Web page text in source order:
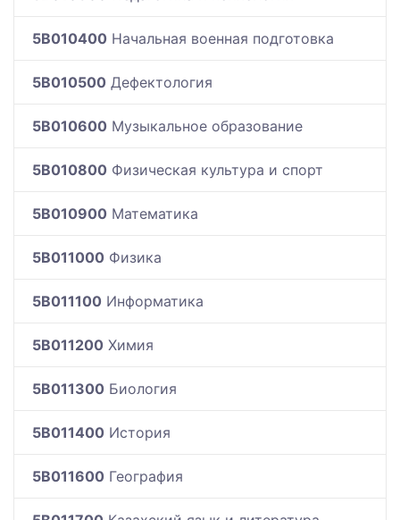
5B010400 Начальная военная подготовка
5B010500 Дефектология
5B010600 Музыкальное образование
5B010800 Физическая культура и спорт
5B010900 Математика
5B011000 Физика
5B011100 Информатика
5B011200 Химия
5B011300 Биология
5B011400 История
5B011600 География